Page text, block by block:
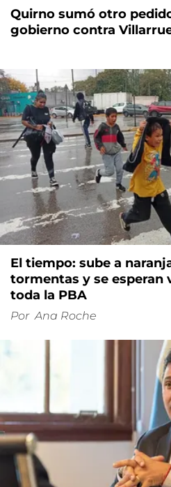
Quirno sumó otro
gobierno contra
El tiempo: sube a
tormentas y se esperan
toda la PBA
Por Ana Roche